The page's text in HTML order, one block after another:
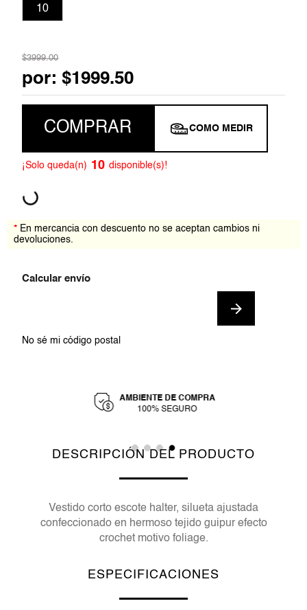
10
$3999.00
por:$1999.50
COMPRAR COMO MEDIR
¡Solo queda(n) 10 disponible(s)!
* En mercancia con descuento no se aceptan cambios ni
devoluciones.
No sé mi código postal
AMBIENTE DE COMPRA
100% SEGURO
DESCRIPCIÓN DEL PRODUCTO
Vestido corto escote halter, silueta ajustada
confeccionado en hermoso tejido guipur efecto
crochet motivo foliage.
ESPECIFICACIONES
7. blazer
8.
9. short